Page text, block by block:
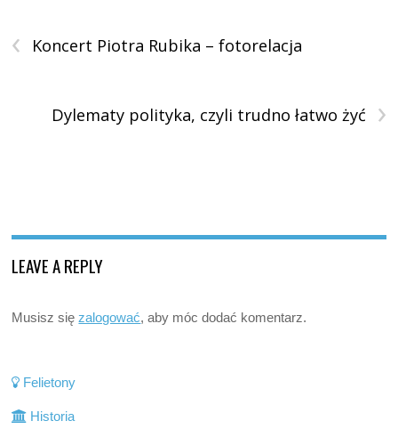
‹ Koncert Piotra Rubika – fotorelacja
›
Dylematy polityka, czyli trudno łatwo żyć
LEAVE A REPLY
Musisz sięzalogować, aby móc dodać komentarz.
Felietony
Historia